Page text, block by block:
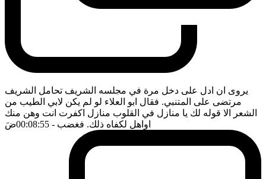
يروى ان ادل على دخل مرة في مجلسه الشريف تحامل الشريف
مرتضى على المتنبي. فقال ابو العلاء لو لم يكن لابي الطيب من
الشعر الا قوله لك يا منازل في القلوب منازل اكفرت انت وهن منك
اواهل لكفاه ذلك. فغضب - 00:08:55 ضَ